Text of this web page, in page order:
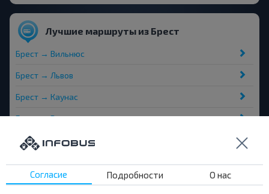
Лучшие маршруты из Брест
Брест → Вильнюс
Брест → Львов
Брест → Каунас
Брест → Варшава
Согласие Подробности О нас